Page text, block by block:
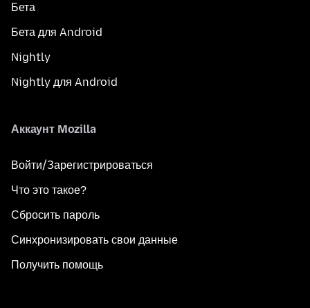
Бета
Бета для Android
Nightly
Nightly для Android
Аккаунт Mozilla
Войти/Зарегистрироваться
Что это такое?
Сбросить пароль
Синхронизировать свои данные
Получить помощь